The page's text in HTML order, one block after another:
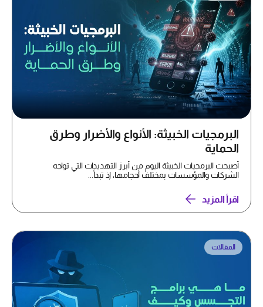
البرمجيات الخبيثة: الأنواع والأضرار وطرق
الحماية
أصبحت البرمجيات الخبيثة اليوم من أبرز التهديدات التي تواجه
الشركات والمؤسسات بمختلف أحجامها، إذ تبدأ...
اقرأ المزيد
المقالات